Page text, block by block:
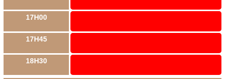
17H00
17H45
18H30